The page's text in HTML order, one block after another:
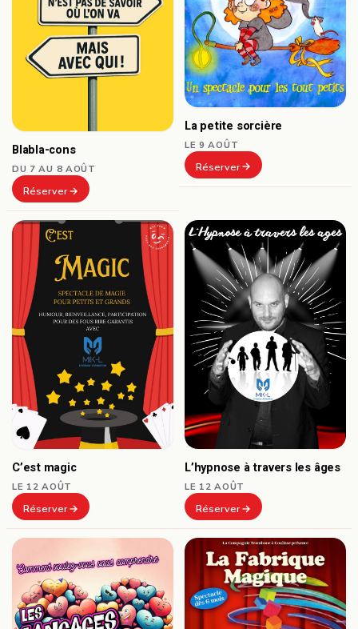
Blabla-cons
DU 7 AU 8 AOÛT
Réserver
La petite sorcière
LE 9 AOÛT
Réserver
C’est magic
LE 12 AOÛT
Réserver
L’hypnose à travers les âges
LE 12 AOÛT
Réserver